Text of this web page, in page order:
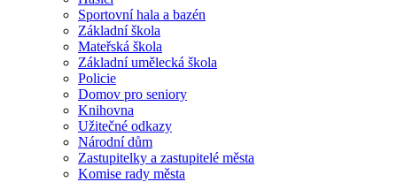
Sportovní hala a bazén
Základní škola
Mateřská škola
Základní umělecká škola
Policie
Domov pro seniory
Knihovna
Užitečné odkazy
Národní dům
Zastupitelky a zastupitelé města
Komise rady města